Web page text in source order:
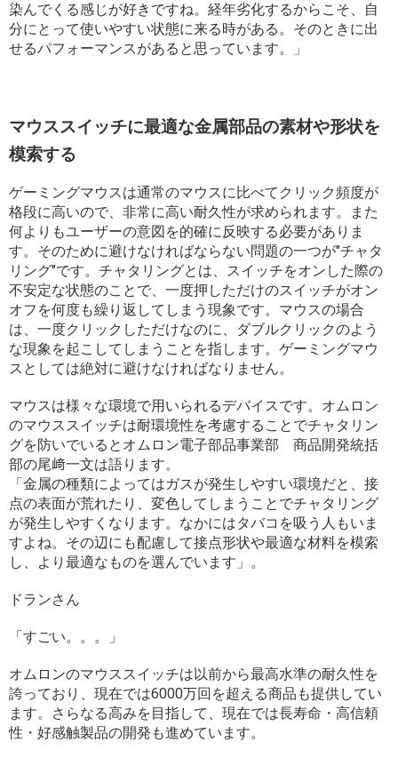
染んでくる感じが好きですね。経年劣化するからこそ、自
分にとって使いやすい状態に来る時がある。そのときに出
せるパフォーマンスがあると思っています。」
マウススイッチに最適な金属部品の素材や形状を
模索する
ゲーミングマウスは通常のマウスに比べてクリック頻度が
格段に高いので、非常に高い耐久性が求められます。また
何よりもユーザーの意図を的確に反映する必要がありま
す。そのために避けなければならない問題の一つが"チャタ
リング"です。チャタリングとは、スイッチをオンした際の
不安定な状態のことで、一度押しただけのスイッチがオン
オフを何度も繰り返してしまう現象です。マウスの場合
は、一度クリックしただけなのに、ダブルクリックのよう
な現象を起こしてしまうことを指します。ゲーミングマウ
スとしては絶対に避けなければなりません。
マウスは様々な環境で用いられるデバイスです。オムロン
のマウススイッチは耐環境性を考慮することでチャタリン
グを防いでいるとオムロン電子部品事業部 商品開発統括
部の尾﨑一文は語ります。
「金属の種類によってはガスが発生しやすい環境だと、接
点の表面が荒れたり、変色してしまうことでチャタリング
が発生しやすくなります。なかにはタバコを吸う人もいま
すよね。その辺にも配慮して接点形状や最適な材料を模索
し、より最適なものを選んでいます」。
ドランさん
「すごい。。。」
オムロンのマウススイッチは以前から最高水準の耐久性を
誇っており、現在では6000万回を超える商品も提供してい
ます。さらなる高みを目指して、現在では長寿命・高信頼
性・好感触製品の開発も進めています。